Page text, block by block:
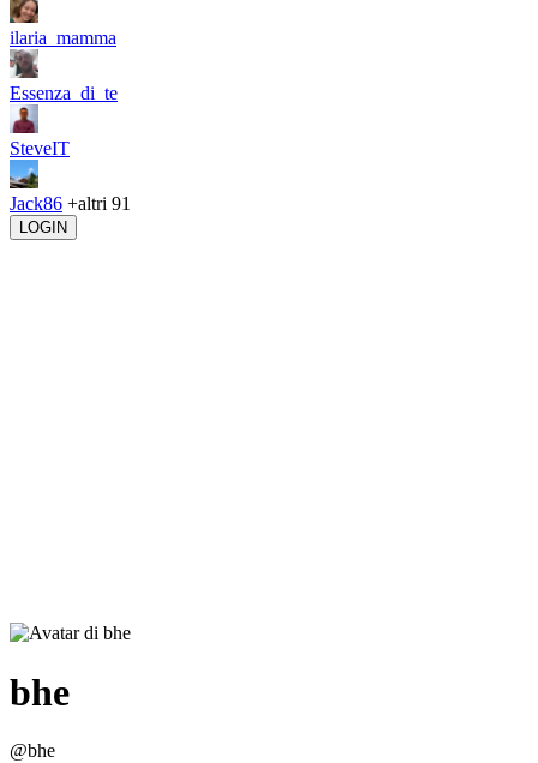
ilaria_mamma
Essenza_di_te
SteveIT
Jack86 +altri 91
LOGIN
bhe
@bhe